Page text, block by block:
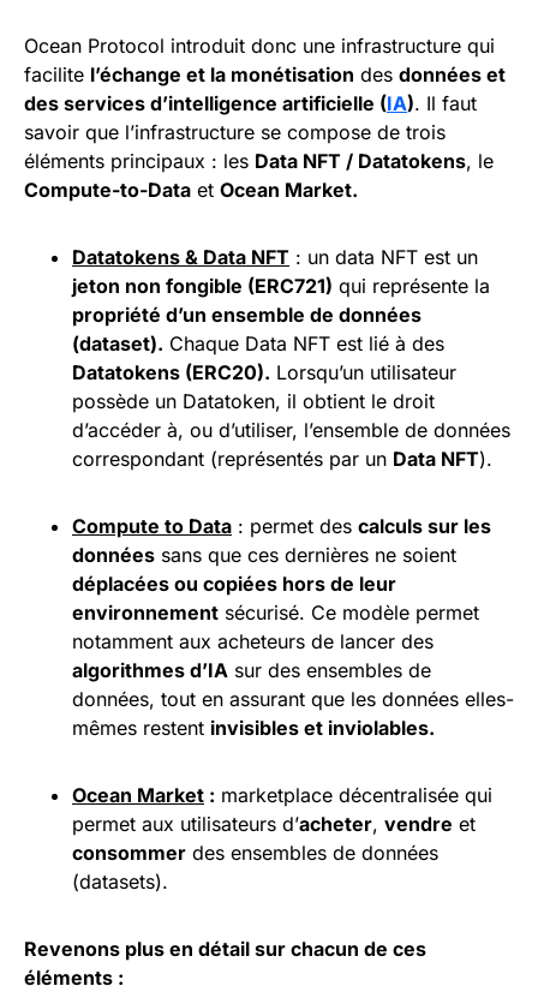
Ocean Protocol introduit donc une infrastructure qui
facilite l’échange et la monétisation des données et
des services d’intelligence artificielle (IA). Il faut
savoir que l’infrastructure se compose de trois
éléments principaux : les Data NFT / Datatokens, le
Compute-to-Data et Ocean Market.
Datatokens & Data NFT : un data NFT est un
jeton non fongible (ERC721) qui représente la
propriété d’un ensemble de données
(dataset). Chaque Data NFT est lié à des
Datatokens (ERC20). Lorsqu’un utilisateur
possède un Datatoken, il obtient le droit
d’accéder à, ou d’utiliser, l’ensemble de données
correspondant (représentés par un Data NFT).
Compute to Data : permet des calculs sur les
données sans que ces dernières ne soient
déplacées ou copiées hors de leur
environnement sécurisé. Ce modèle permet
notamment aux acheteurs de lancer des
algorithmes d’IA sur des ensembles de
données, tout en assurant que les données elles-
mêmes restent invisibles et inviolables.
Ocean Market : marketplace décentralisée qui
permet aux utilisateurs d’acheter, vendre et
consommer des ensembles de données
(datasets).
Revenons plus en détail sur chacun de ces
éléments :